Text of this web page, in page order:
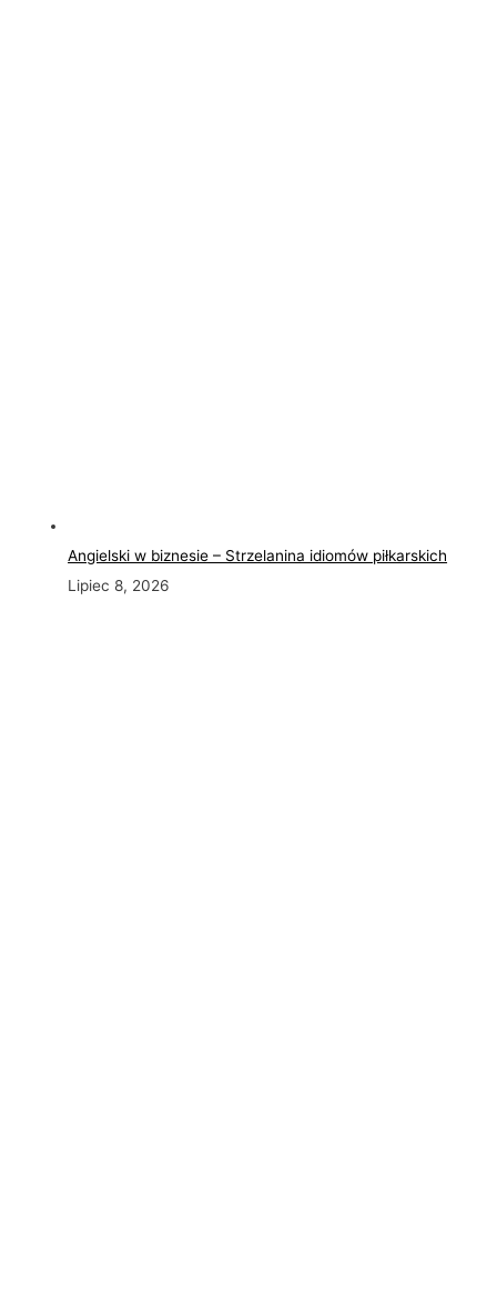
Angielski w biznesie – Strzelanina idiomów piłkarskich
Lipiec 8, 2026